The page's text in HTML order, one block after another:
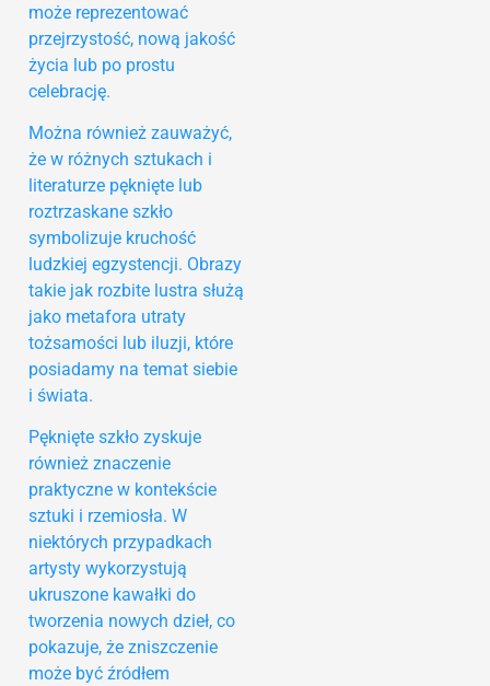
może reprezentować
przejrzystość, nową jakość
życia lub po prostu
celebrację.
Można również zauważyć,
że w różnych sztukach i
literaturze pęknięte lub
roztrzaskane szkło
symbolizuje kruchość
ludzkiej egzystencji. Obrazy
takie jak rozbite lustra służą
jako metafora utraty
tożsamości lub iluzji, które
posiadamy na temat siebie
i świata.
Pęknięte szkło zyskuje
również znaczenie
praktyczne w kontekście
sztuki i rzemiosła. W
niektórych przypadkach
artysty wykorzystują
ukruszone kawałki do
tworzenia nowych dzieł, co
pokazuje, że zniszczenie
może być źródłem